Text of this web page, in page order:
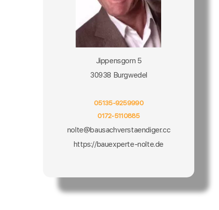
Jippensgorn 5
30938 Burgwedel
05135-9259990
0172-5110885
nolte@bausachverstaendiger.cc
https://bauexperte-nolte.de